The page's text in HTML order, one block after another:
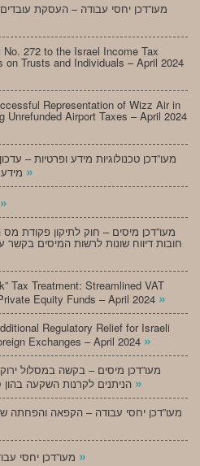
מעו”דכן יחסי עבודה – העסקת עובדים
272 to the Israel Income Tax
on Trusts and Individuals – April 2024
Representation of Wizz Air in
Unrefunded Airport Taxes – April 2024
מעו”דכן טכנולוגיות מידע ופרטיות –
»
»
חובות דיווח שונות לרשות המיסים בקשר
Tax Treatment: Streamlined VAT
Equity Funds – April 2024 »
Regulatory Relief for Israeli
Exchanges – April 2024 »
מעו”דכן מיסים – בקשה במסלול
»
»